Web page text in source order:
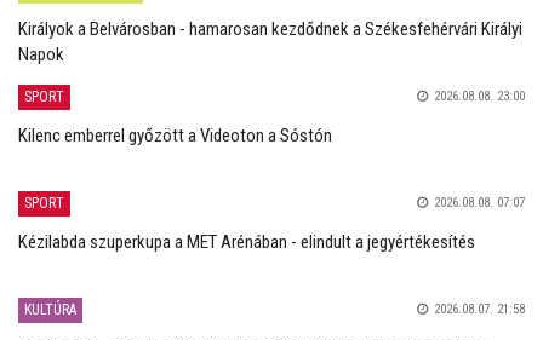
Királyok a Belvárosban - hamarosan kezdődnek a Székesfehérvári Királyi
Napok
SPORT 2026.08.08. 23:00
Kilenc emberrel győzött a Videoton a Sóstón
SPORT 2026.08.08. 07:07
Kézilabda szuperkupa a MET Arénában - elindult a jegyértékesítés
KULTÚRA 2026.08.07. 21:58